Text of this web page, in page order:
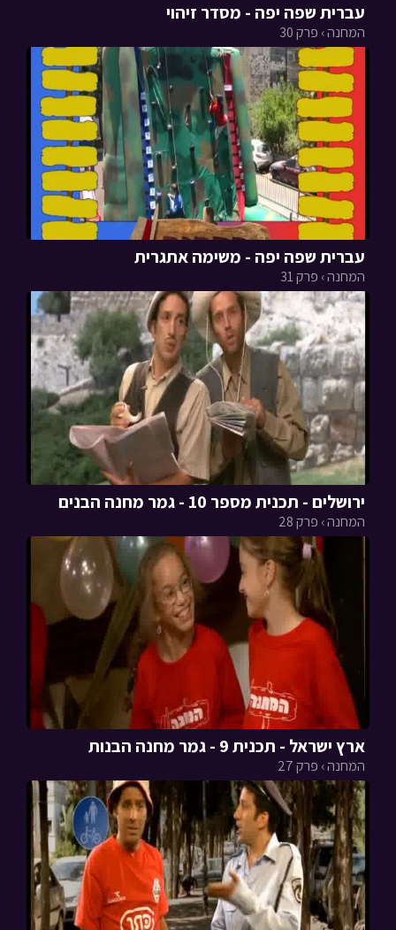
עברית שפה יפה - מסדר זיהוי
המחנה › פרק 30
עברית שפה יפה - משימה אתגרית
המחנה › פרק 31
ירושלים - תכנית מספר 10 - גמר מחנה הבנים
המחנה › פרק 28
ארץ ישראל - תכנית 9 - גמר מחנה הבנות
המחנה › פרק 27